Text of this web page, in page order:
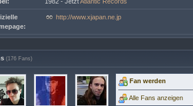
http://www.xjapan.ne.jp
(176 Fans)
Fan werden
Alle Fans anzeigen